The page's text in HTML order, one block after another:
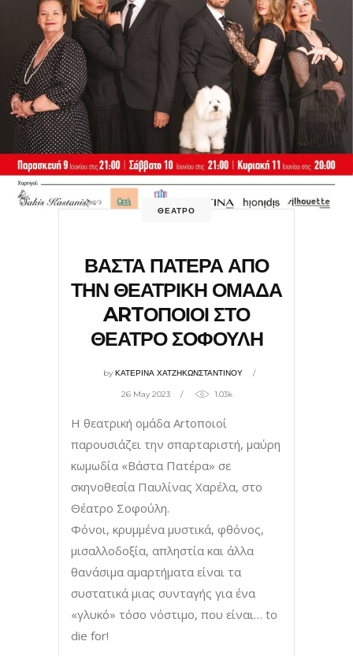
ΘΕΑΤΡΟ
ΒΑΣΤΑ ΠΑΤΕΡΑ ΑΠΟ
ΤΗΝ ΘΕΑΤΡΙΚΗ ΟΜΑΔΑ
ARTΟΠΟΙΟΙ ΣΤΟ
ΘΕΑΤΡΟ ΣΟΦΟΥΛΗ
byΚΑΤΕΡΙΝΑ ΧΑΤΖΗΚΩΝΣΤΑΝΤΙΝΟΥ
26 May 2023 1.03k
Η θεατρική ομάδα Artοποιοί
παρουσιάζει την σπαρταριστή, μαύρη
κωμωδία «Βάστα Πατέρα» σε
σκηνοθεσία Παυλίνας Χαρέλα, στο
Θέατρο Σοφούλη.
Φόνοι, κρυμμένα μυστικά, φθόνος,
μισαλλοδοξία, απληστία και άλλα
θανάσιμα αμαρτήματα είναι τα
συστατικά μιας συνταγής για ένα
«γλυκό» τόσο νόστιμο, που είναι… to
die for!